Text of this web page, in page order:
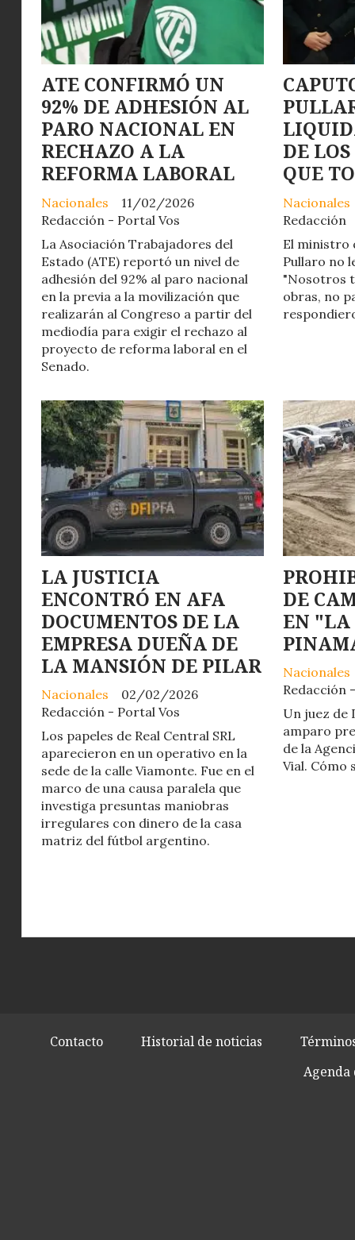
ATE CONFIRMÓ UN
92% DE ADHESIÓN AL
PARO NACIONAL EN
RECHAZO A LA
REFORMA LABORAL
Redacción - Portal Vos
Nacionales 11/02/2026
La Asociación Trabajadores del
Estado (ATE) reportó un nivel de
adhesión del 92% al paro nacional
en la previa a la movilización que
realizarán al Congreso a partir del
mediodía para exigir el rechazo al
proyecto de reforma laboral en el
Senado.
DE
QUE
Redacción
Nacionales
El ministro
Pullaro no
"Nosotros
obras, no
LA JUSTICIA
ENCONTRÓ EN AFA
DOCUMENTOS DE LA
EMPRESA DUEÑA DE
LA MANSIÓN DE PILAR
Redacción - Portal Vos
Nacionales 02/02/2026
Los papeles de Real Central SRL
aparecieron en un operativo en la
sede de la calle Viamonte. Fue en el
marco de una causa paralela que
investiga presuntas maniobras
irregulares con dinero de la casa
matriz del fútbol argentino.
DE
EN "LA
Redacción
Nacionales
Un juez de
amparo
de la
Vial. Cómo
Contacto Historial de noticias
Agenda